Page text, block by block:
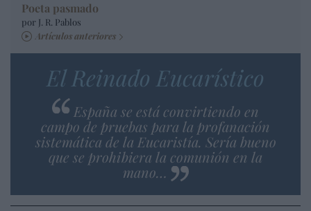
Poeta pasmado
por J. R. Pablos
Artículos anteriores
El Reinado Eucarístico
España se está convirtiendo en
campo de pruebas para la profanación
sistemática de la Eucaristía. Sería bueno
que se prohibiera la comunión en la
mano…